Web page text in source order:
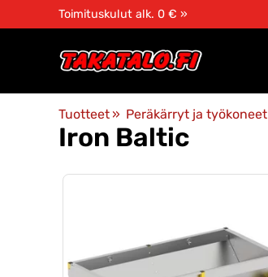
Toimituskulut alk. 0 € »
Tuotteet ‪» Peräkärryt ja työkoneet
Iron Baltic